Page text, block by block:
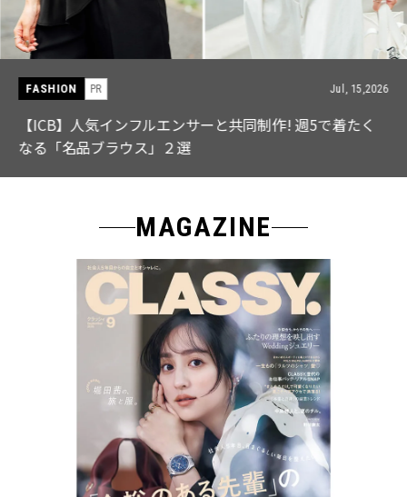
FASHION PR Jul, 15,2026
【ICB】人気インフルエンサーと共同制作! 週5で着たく
なる「名品ブラウス」２選
MAGAZINE